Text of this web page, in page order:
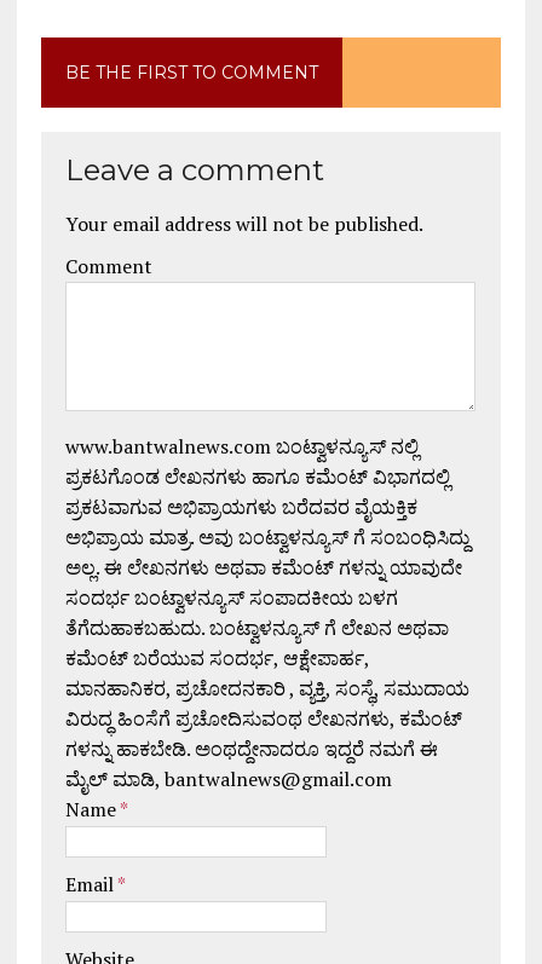
BE THE FIRST TO COMMENT
Leave a comment
Your email address will not be published.
Comment
www.bantwalnews.com ಬಂಟ್ವಾಳನ್ಯೂಸ್ ನಲ್ಲಿ
ಪ್ರಕಟಗೊಂಡ ಲೇಖನಗಳು ಹಾಗೂ ಕಮೆಂಟ್ ವಿಭಾಗದಲ್ಲಿ
ಪ್ರಕಟವಾಗುವ ಅಭಿಪ್ರಾಯಗಳು ಬರೆದವರ ವೈಯಕ್ತಿಕ
ಅಭಿಪ್ರಾಯ ಮಾತ್ರ. ಅವು ಬಂಟ್ವಾಳನ್ಯೂಸ್ ಗೆ ಸಂಬಂಧಿಸಿದ್ದು
ಅಲ್ಲ. ಈ ಲೇಖನಗಳು ಅಥವಾ ಕಮೆಂಟ್ ಗಳನ್ನು ಯಾವುದೇ
ಸಂದರ್ಭ ಬಂಟ್ವಾಳನ್ಯೂಸ್ ಸಂಪಾದಕೀಯ ಬಳಗ
ತೆಗೆದುಹಾಕಬಹುದು. ಬಂಟ್ವಾಳನ್ಯೂಸ್ ಗೆ ಲೇಖನ ಅಥವಾ
ಕಮೆಂಟ್ ಬರೆಯುವ ಸಂದರ್ಭ, ಆಕ್ಷೇಪಾರ್ಹ,
ಮಾನಹಾನಿಕರ, ಪ್ರಚೋದನಕಾರಿ , ವ್ಯಕ್ತಿ, ಸಂಸ್ಥೆ, ಸಮುದಾಯ
ವಿರುದ್ಧ ಹಿಂಸೆಗೆ ಪ್ರಚೋದಿಸುವಂಥ ಲೇಖನಗಳು, ಕಮೆಂಟ್
ಗಳನ್ನು ಹಾಕಬೇಡಿ. ಅಂಥದ್ದೇನಾದರೂ ಇದ್ದರೆ ನಮಗೆ ಈ
ಮೈಲ್ ಮಾಡಿ, bantwalnews@gmail.com
Name*
Email*